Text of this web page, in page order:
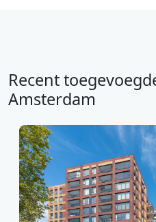
Recent
Amsterdam